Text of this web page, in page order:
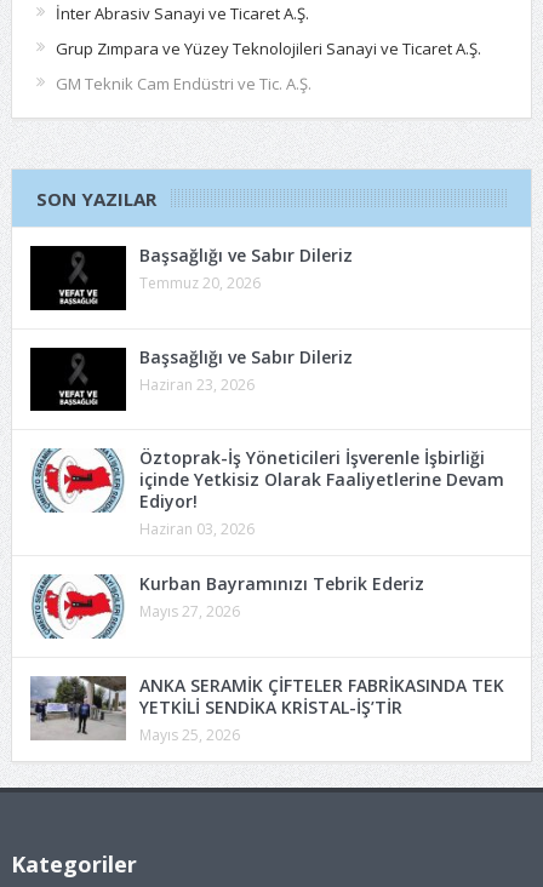
İnter Abrasiv Sanayi ve Ticaret A.Ş.
Grup Zımpara ve Yüzey Teknolojileri Sanayi ve Ticaret A.Ş.
GM Teknik Cam Endüstri ve Tic. A.Ş.
SON YAZILAR
Başsağlığı ve Sabır Dileriz
Temmuz 20, 2026
Başsağlığı ve Sabır Dileriz
Haziran 23, 2026
Öztoprak-İş Yöneticileri İşverenle İşbirliği
içinde Yetkisiz Olarak Faaliyetlerine Devam
Ediyor!
Haziran 03, 2026
Kurban Bayramınızı Tebrik Ederiz
Mayıs 27, 2026
ANKA SERAMİK ÇİFTELER FABRİKASINDA TEK
YETKİLİ SENDİKA KRİSTAL-İŞ’TİR
Mayıs 25, 2026
Kategoriler